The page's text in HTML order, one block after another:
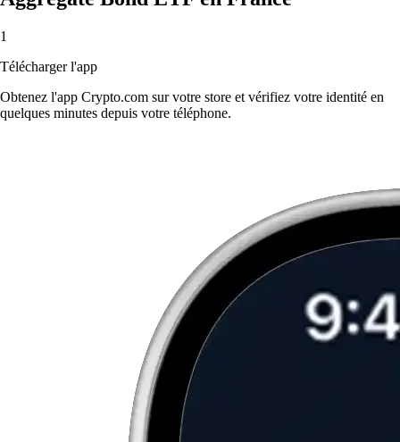
1
Télécharger l'app
Obtenez l'app Crypto.com sur votre store et vérifiez votre identité en
quelques minutes depuis votre téléphone.